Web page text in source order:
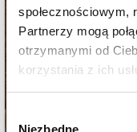
społecznościowym,
Partnerzy mogą
otrzymanymi od
korzystania z ich
Wybór
Niezbędne